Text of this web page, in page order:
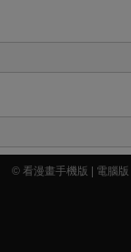
© 看漫畫手機版 | 電腦版